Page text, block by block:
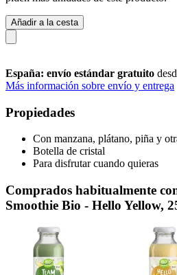
Añadir a la cesta
España: envío estándar gratuito
Más información sobre envío y entrega
Propiedades
Con manzana, plátano, piña y
Botella de cristal
Para disfrutar cuando quieras
Comprados habitualmente
Smoothie Bio - Hello Yellow,